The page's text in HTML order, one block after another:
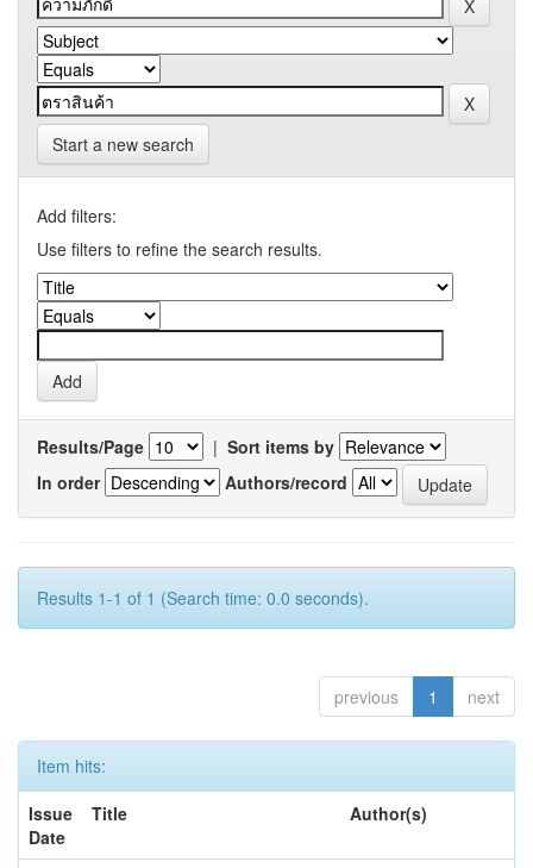
Start a new search
Add filters:
Use filters to refine the search results.
Results/Page | Sort items by
In order
Authors/record
Results 1-1 of 1 (Search time: 0.0 seconds).
previous 1 next
Item hits:
Issue
Date
Title Author(s)